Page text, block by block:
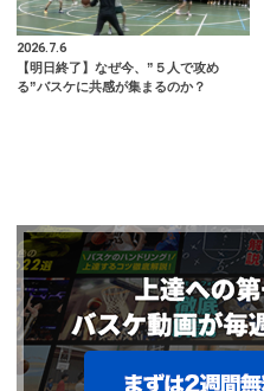
2026.7.6
【明日終了】なぜ今、”５人で攻め
る”バスケに共感が集まるのか？